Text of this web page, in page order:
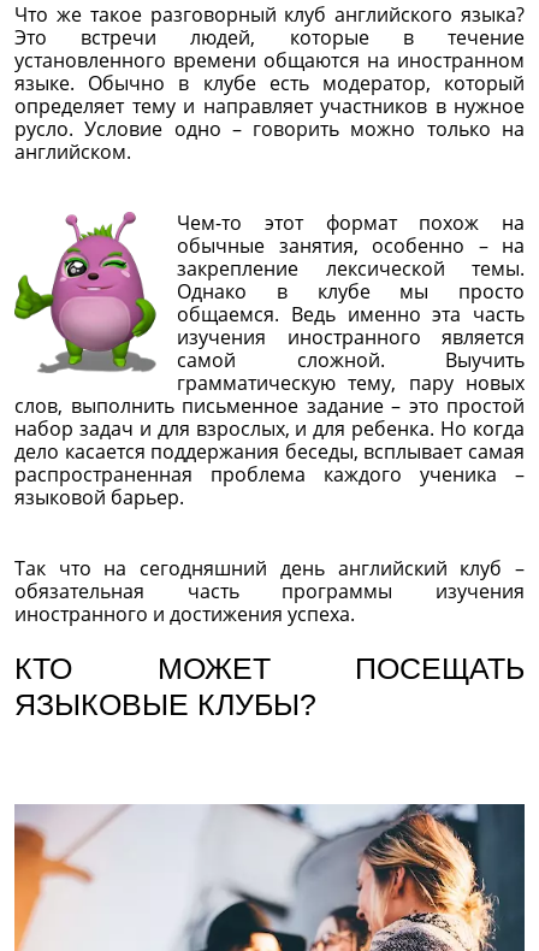
Что же такое разговорный клуб английского языка?
Это встречи людей, которые в течение
установленного времени общаются на иностранном
языке. Обычно в клубе есть модератор, который
определяет тему и направляет участников в нужное
русло. Условие одно – говорить можно только на
английском.
Чем-то этот формат похож на
обычные занятия, особенно – на
закрепление лексической темы.
Однако в клубе мы просто
общаемся. Ведь именно эта часть
изучения иностранного является
самой сложной. Выучить
грамматическую тему, пару новых
слов, выполнить письменное задание – это простой
набор задач и для взрослых, и для ребенка. Но когда
дело касается поддержания беседы, всплывает самая
распространенная проблема каждого ученика –
языковой барьер.
Так что на сегодняшний день английский клуб –
обязательная часть программы изучения
иностранного и достижения успеха.
КТО МОЖЕТ ПОСЕЩАТЬ
ЯЗЫКОВЫЕ КЛУБЫ?